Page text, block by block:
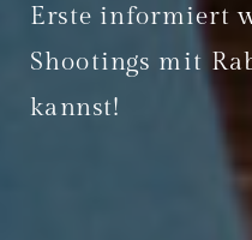
Erste informiert
Shootings mit
kannst!